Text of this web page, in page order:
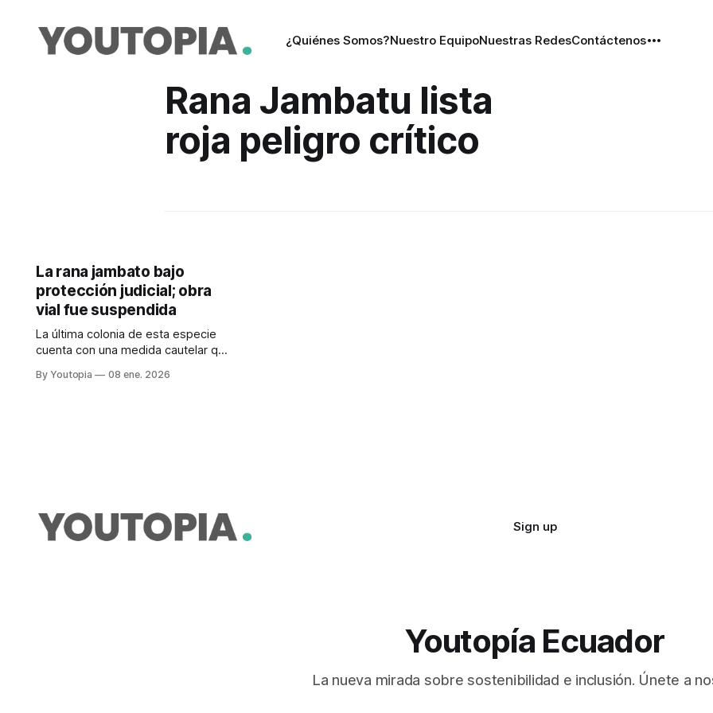
¿Quiénes Somos?Nuestro EquipoNuestras RedesContáctenos
Rana Jambatu lista
roja peligro crítico
La rana jambato bajo
protección judicial; obra
vial fue suspendida
La última colonia de esta especie
cuenta con una medida cautelar que
la carretera Pasapungo-Angamarca-
By Youtopia 08 ene. 2026
Sign up
Youtopía Ecuador
La nueva mirada sobre sostenibilidad e inclusión. Únete a